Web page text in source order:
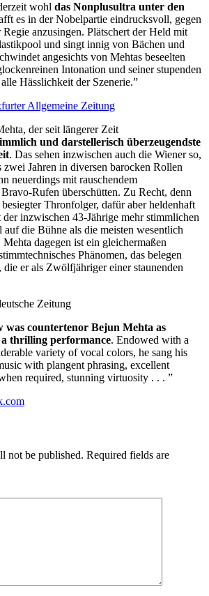
wohl das Nonplusultra unter den
es in der Nobelpartie eindrucksvoll, gegen
anzusingen. Plätschert der Held mit
und singt innig von Bächen und
angesichts von Mehtas beseelten
Intonation und seiner stupenden
Hässlichkeit der Szenerie.”
Allgemeine Zeitung
der seit längerer Zeit
und darstellerisch überzeugendste
. Das sehen inzwischen auch die Wiener so,
zwei Jahren in diversen barocken Rollen
neuerdings mit rauschendem
Rufen überschütten. Zu Recht, denn
Thronfolger, dafür aber heldenhaft
inzwischen 43-Jährige mehr stimmlichen
die Bühne als die meisten wesentlich
dagegen ist ein gleichermaßen
Phänomen, das belegen
er als Zwölfjähriger einer staunenden
Zeitung
was countertenor Bejun Mehta as
thrilling performance. Endowed with a
variety of vocal colors, he sang his
with plangent phrasing, excellent
required, stunning virtuosity . . . ”
not be published. Required fields are